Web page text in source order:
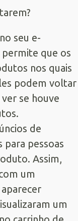
seu e-
que os
nos quais
podem voltar
se houve
de
para pessoas
Assim,
um
um